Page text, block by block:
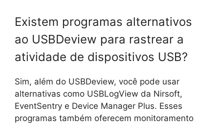
Existem programas alternativos
ao USBDeview para rastrear a
atividade de dispositivos USB?
Sim, além do USBDeview, você pode usar
alternativas como USBLogView da Nirsoft,
EventSentry e Device Manager Plus. Esses
programas também oferecem monitoramento